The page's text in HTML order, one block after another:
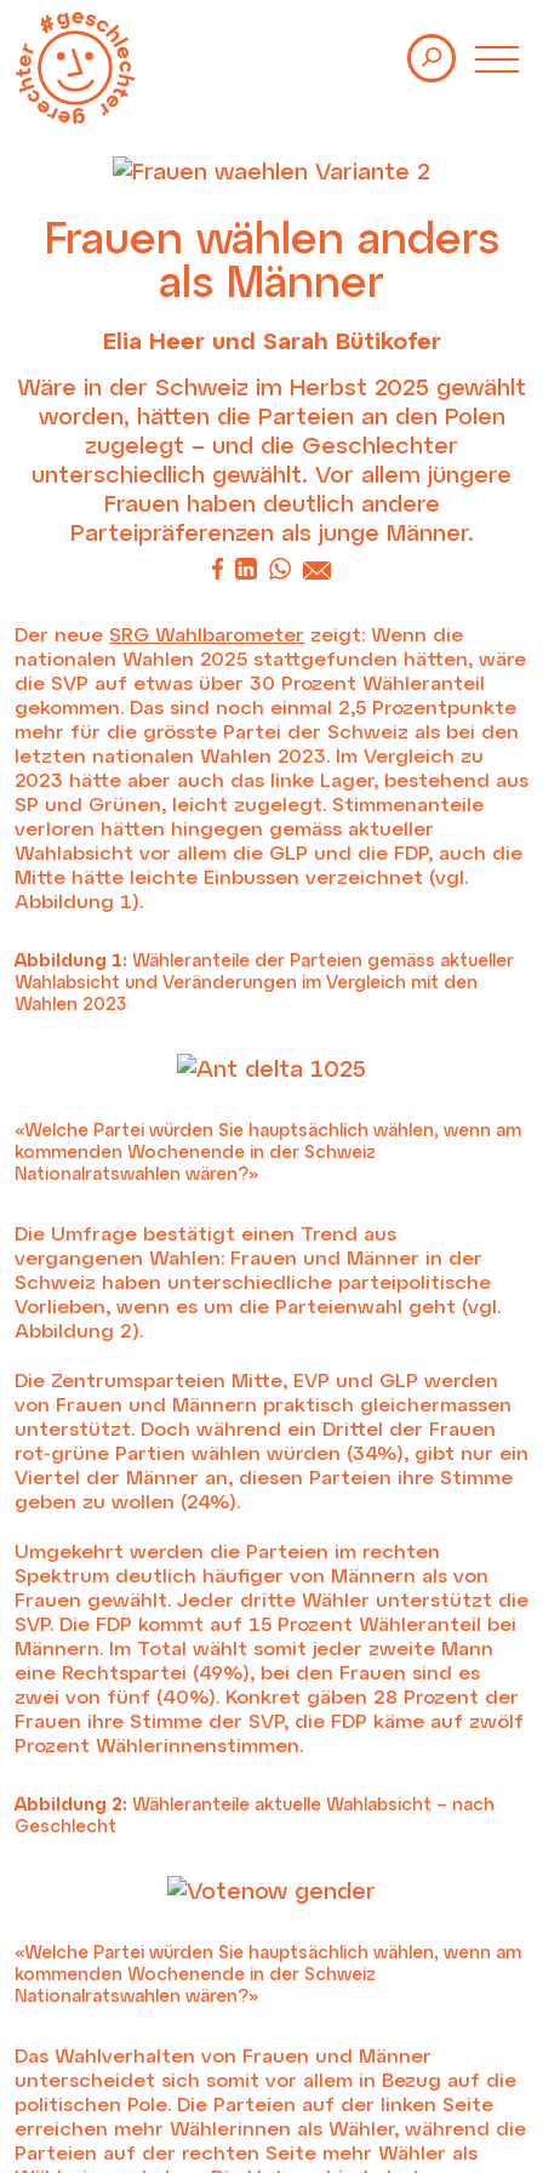
Themen
Kolumnen
Studien
Events
Über uns
Impressum
Datenschutz
Frauen wählen anders
als Männer
Elia Heer und Sarah Bütikofer
Wäre in der Schweiz im Herbst 2025 gewählt
worden, hätten die Parteien an den Polen
zugelegt – und die Geschlechter
unterschiedlich gewählt. Vor allem jüngere
Frauen haben deutlich andere
Parteipräferenzen als junge Männer.
Der neue SRG Wahlbarometer zeigt: Wenn die
nationalen Wahlen 2025 stattgefunden hätten, wäre
die SVP auf etwas über 30 Prozent Wähleranteil
gekommen. Das sind noch einmal 2,5 Prozentpunkte
mehr für die grösste Partei der Schweiz als bei den
letzten nationalen Wahlen 2023. Im Vergleich zu
2023 hätte aber auch das linke Lager, bestehend aus
SP und Grünen, leicht zugelegt. Stimmenanteile
verloren hätten hingegen gemäss aktueller
Wahlabsicht vor allem die GLP und die FDP, auch die
Mitte hätte leichte Einbussen verzeichnet (vgl.
Abbildung 1).
Abbildung 1: Wähleranteile der Parteien gemäss aktueller
Wahlabsicht und Veränderungen im Vergleich mit den
Wahlen 2023
«Welche Partei würden Sie hauptsächlich wählen, wenn am
kommenden Wochenende in der Schweiz
Nationalratswahlen wären?»
Die Umfrage bestätigt einen Trend aus
vergangenen Wahlen: Frauen und Männer in der
Schweiz haben unterschiedliche parteipolitische
Vorlieben, wenn es um die Parteienwahl geht (vgl.
Abbildung 2).
Die Zentrumsparteien Mitte, EVP und GLP werden
von Frauen und Männern praktisch gleichermassen
unterstützt. Doch während ein Drittel der Frauen
rot-grüne Partien wählen würden (34%), gibt nur ein
Viertel der Männer an, diesen Parteien ihre Stimme
geben zu wollen (24%).
Umgekehrt werden die Parteien im rechten
Spektrum deutlich häufiger von Männern als von
Frauen gewählt. Jeder dritte Wähler unterstützt die
SVP. Die FDP kommt auf 15 Prozent Wähleranteil bei
Männern. Im Total wählt somit jeder zweite Mann
eine Rechtspartei (49%), bei den Frauen sind es
zwei von fünf (40%). Konkret gäben 28 Prozent der
Frauen ihre Stimme der SVP, die FDP käme auf zwölf
Prozent Wählerinnenstimmen.
Abbildung 2: Wähleranteile aktuelle Wahlabsicht – nach
Geschlecht
«Welche Partei würden Sie hauptsächlich wählen, wenn am
kommenden Wochenende in der Schweiz
Nationalratswahlen wären?»
Das Wahlverhalten von Frauen und Männer
unterscheidet sich somit vor allem in Bezug auf die
politischen Pole. Die Parteien auf der linken Seite
erreichen mehr Wählerinnen als Wähler, während die
Parteien auf der rechten Seite mehr Wähler als